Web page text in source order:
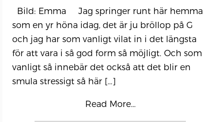
Bild: Emma Jag springer runt här hemma
som en yr höna idag, det är ju bröllop på G
och jag har som vanligt vilat in i det längsta
för att vara i så god form så möjligt. Och som
vanligt så innebär det också att det blir en
smula stressigt så här […]
Read More…